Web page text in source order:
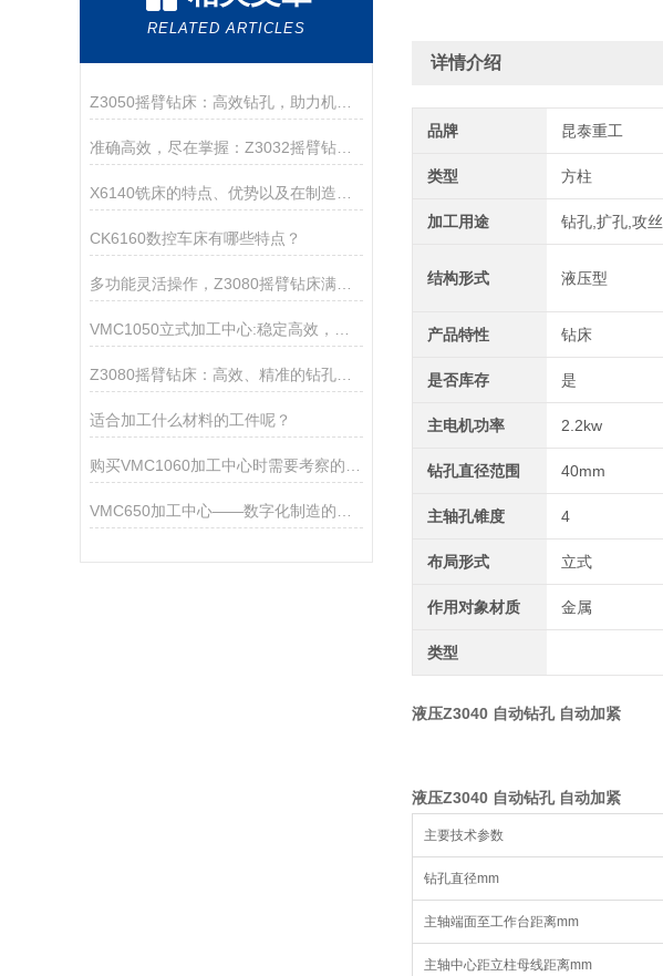
RELATED ARTICLES
Z3050摇臂钻床：高效钻孔，助力机械加工
准确高效，尽在掌握：Z3032摇臂钻床的操作优势与应用实例
CK6160数控车床有哪些特点？
Z3080摇臂钻床：高效、精准的钻孔仪器
适合加工什么材料的工件呢？
详情介绍
品牌 昆泰重工
类型 方柱
加工用途 钻孔,扩孔,攻丝
结构形式 液压型
产品特性 钻床
是否库存 是
主电机功率 2.2kw
钻孔直径范围 40mm
主轴孔锥度 4
布局形式 立式
作用对象材质 金属
类型
液压Z3040 自动钻孔 自动加紧
液压Z3040 自动钻孔 自动加紧
主要技术参数
钻孔直径mm
主轴端面至工作台距离mm
主轴中心距立柱母线距离mm